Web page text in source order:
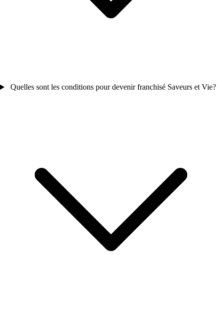
Quelles sont les conditions pour devenir franchisé Saveurs et Vie?